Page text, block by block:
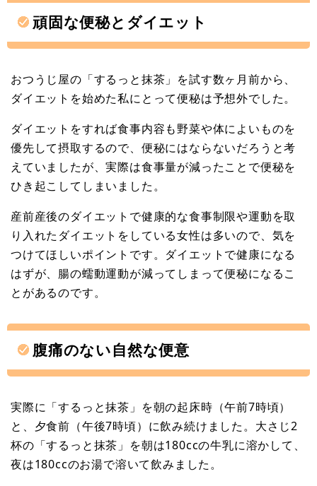
頑固な便秘とダイエット
おつうじ屋の「するっと抹茶」を試す数ヶ月前から、
ダイエットを始めた私にとって便秘は予想外でした。
ダイエットをすれば食事内容も野菜や体によいものを
優先して摂取するので、便秘にはならないだろうと考
えていましたが、実際は食事量が減ったことで便秘を
ひき起こしてしまいました。
産前産後のダイエットで健康的な食事制限や運動を取
り入れたダイエットをしている女性は多いので、気を
つけてほしいポイントです。ダイエットで健康になる
はずが、腸の蠕動運動が減ってしまって便秘になるこ
とがあるのです。
腹痛のない自然な便意
実際に「するっと抹茶」を朝の起床時（午前7時頃）
と、夕食前（午後7時頃）に飲み続けました。大さじ2
杯の「するっと抹茶」を朝は180ccの牛乳に溶かして、
夜は180ccのお湯で溶いて飲みました。